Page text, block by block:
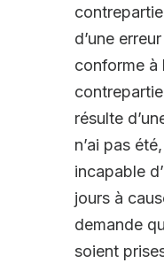
d’une
conforme à
résulte
n’ai pas
incapable
jours à
demande
soient